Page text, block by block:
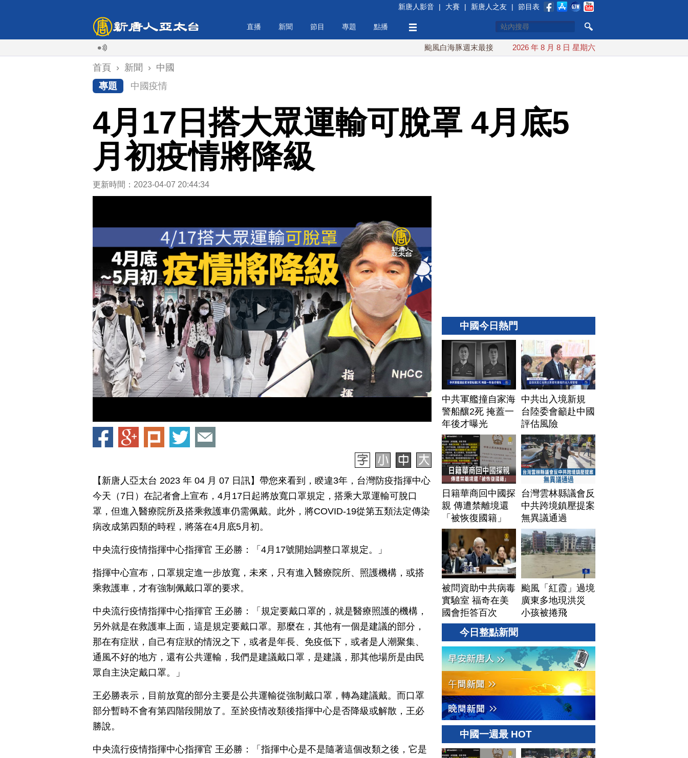
新唐人影音 | 大賽 | 新唐人之友 | 節目表
直播 新聞 節目 專題 點播
颱風白海豚週末最接近台灣 最快9日可能登陸中國 台灣漢光首結合城鎮演習 AIT
2026 年 8 月 8 日 星期六
首頁 › 新聞 › 中國
專題
中國疫情
4月17日搭大眾運輸可脫罩 4月底5
月初疫情將降級
更新時間：2023-04-07 20:44:34
【新唐人亞太台 2023 年 04 月 07 日訊】帶您來看到，睽違3年，台灣防疫指揮中心
今天（7日）在記者會上宣布，4月17日起將放寬口罩規定，搭乘大眾運輸可脫口
罩，但進入醫療院所及搭乘救護車仍需佩戴。此外，將COVID-19從第五類法定傳染
病改成第四類的時程，將落在4月底5月初。
中央流行疫情指揮中心指揮官 王必勝：「4月17號開始調整口罩規定。」
指揮中心宣布，口罩規定進一步放寬，未來，只有進入醫療院所、照護機構，或搭
乘救護車，才有強制佩戴口罩的要求。
中央流行疫情指揮中心指揮官 王必勝：「規定要戴口罩的，就是醫療照護的機構，
另外就是在救護車上面，這是規定要戴口罩。那麼在，其他有一個是建議的部分，
那在有症狀，自己有症狀的情況之下，或者是年長、免疫低下，或者是人潮聚集、
通風不好的地方，還有公共運輸，我們是建議戴口罩，是建議，那其他場所是由民
眾自主決定戴口罩。」
王必勝表示，目前放寬的部分主要是公共運輸從強制戴口罩，轉為建議戴。而口罩
部分暫時不會有第四階段開放了。至於疫情改類後指揮中心是否降級或解散，王必
勝說。
中央流行疫情指揮中心指揮官 王必勝：「指揮中心是不是隨著這個改類之後，它是
中國今日熱門
中共軍艦撞自家海
警船釀2死 掩蓋一
年後才曝光
中共出入境新規
台陸委會籲赴中國
評估風險
日籍華商回中國探
親 傳遭禁離境還
「被恢復國籍」
台灣雲林縣議會反
中共跨境鎮壓提案
無異議通過
被問資助中共病毒
實驗室 福奇在美
國會拒答百次
颱風「紅霞」過境
廣東多地現洪災
小孩被捲飛
今日整點新聞
中國一週最 HOT